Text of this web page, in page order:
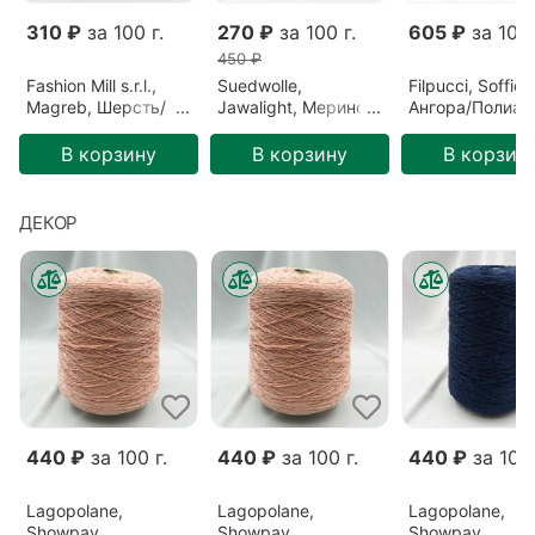
310 ₽ за 100 г.
Fashion Mill s.r.l.,
Magreb, Шерсть/
Розовый/Ягода
(26640)
В корзину
270 ₽ за 100 г.
450 ₽
Suedwolle,
Jawalight, Меринос,
(S6F72809)
В корзину
605 ₽ за 100
Filpucci, Soffio,
Ангора/
(213)В
ДЕКОР
440 ₽ за 100 г.
Lagopolane,
440 ₽ за 100 г.
Lagopolane,
440 ₽ за 100
Lagopolane,